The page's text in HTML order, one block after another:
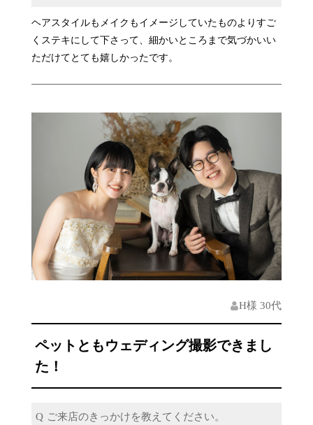
ヘアスタイルもメイクもイメージしていたものよりすご
くステキにして下さって、細かいところまで気づかいい
ただけてとても嬉しかったです。
H様 30代
ペットともウェディング撮影できまし
た！
ご来店のきっかけを教えてください。